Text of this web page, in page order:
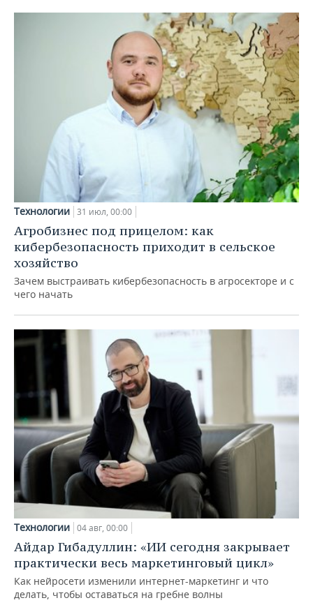
Технологии 31 июл, 00:00
Агробизнес под прицелом: как
кибербезопасность приходит в сельское
хозяйство
Зачем выстраивать кибербезопасность в агросекторе и с
чего начать
Технологии 04 авг, 00:00
Айдар Гибадуллин: «ИИ сегодня закрывает
практически весь маркетинговый цикл»
Как нейросети изменили интернет-маркетинг и что
делать, чтобы оставаться на гребне волны